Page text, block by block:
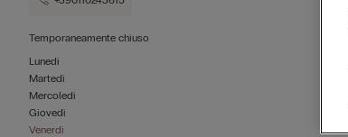
Temporaneamente chiuso
Lunedì
Martedì
Mercoledì
Giovedì
Venerdì